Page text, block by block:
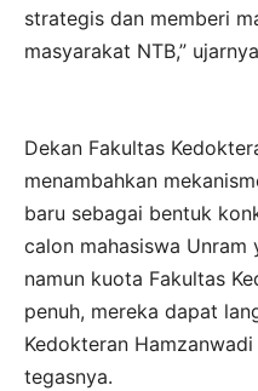
strategis dan memberi
masyarakat NTB,”
Dekan Fakultas
menambahkan
baru sebagai bentuk
calon mahasiswa Unram
namun kuota Fakultas
penuh, mereka dapat
Kedokteran
tegasnya.